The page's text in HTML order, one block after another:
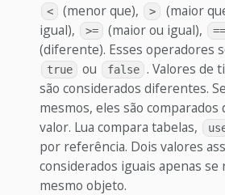
< (menor que), > (maior
igual),
>= (maior ou igual), ==
(diferente). Esses operadores
true ou false . Valores de
são considerados diferentes.
mesmos, eles são comparados
valor. Lua compara tabelas,
por referência. Dois valores
considerados iguais apenas se
mesmo objeto.